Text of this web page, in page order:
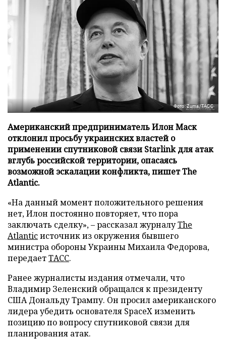
Фото: Zuma/ТАСС
Американский предприниматель Илон Маск
отклонил просьбу украинских властей о
применении спутниковой связи Starlink для атак
вглубь российской территории, опасаясь
возможной эскалации конфликта, пишет The
Atlantic.
«На данный момент положительного решения
нет, Илон постоянно повторяет, что пора
заключать сделку», – рассказал журналуThe
Atlanticисточник из окружения бывшего
министра обороны Украины Михаила Федорова,
передаетТАСС.
Ранее журналисты издания отмечали, что
Владимир Зеленский обращался к президенту
США Дональду Трампу. Он просил американского
лидера убедить основателя SpaceX изменить
позицию по вопросу спутниковой связи для
планирования атак.